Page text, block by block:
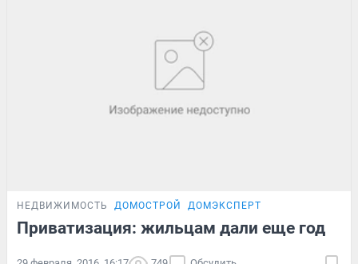
НЕДВИЖИМОСТЬ ДОМОСТРОЙ ДОМЭКСПЕРТ
Приватизация: жильцам дали еще год